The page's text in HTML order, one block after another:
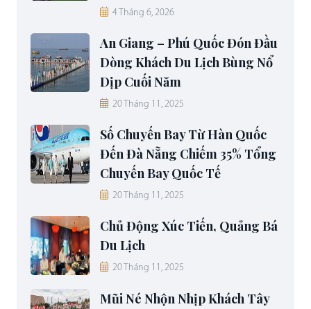
4 Tháng 6, 2026
An Giang – Phú Quốc Đón Đầu
Dòng Khách Du Lịch Bùng Nổ
Dịp Cuối Năm
20 Tháng 11, 2025
Số Chuyến Bay Từ Hàn Quốc
Đến Đà Nẵng Chiếm 35% Tổng
Chuyến Bay Quốc Tế
20 Tháng 11, 2025
Chủ Động Xúc Tiến, Quảng Bá
Du Lịch
20 Tháng 11, 2025
Mũi Né Nhộn Nhịp Khách Tây